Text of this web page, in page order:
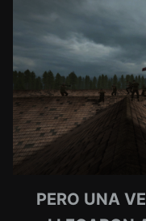
PERO UNA